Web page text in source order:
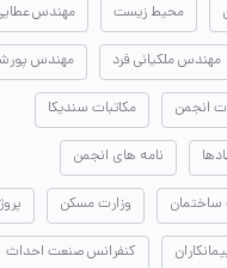
محیط زیست مهندس
مهندس ملکیانی فرد مهندس
انجمن مکاتبات سندیکا
نامه های انجمن
ساختمان وزارت مسکن
کنفرانس صنعت احداث